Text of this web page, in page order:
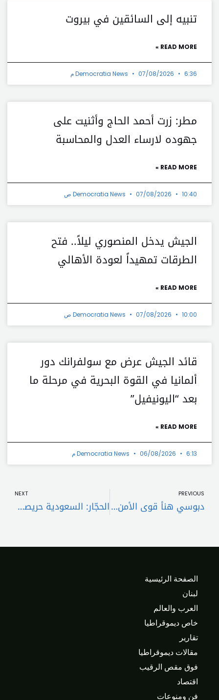
تنبيه إلى السائقين في بيروت
READ MORE »
Democratia News 07/08/2026 6:36 م
مطر: زرت أحمد الحاج وأثنيت على
جهوده لارساء العدل والمحاسبة
READ MORE »
Democratia News 07/08/2026 10:40 ص
الجيش يدخل المنصوري ليلاً.. فتح
الطرقات تمهيداً لعودة الأهالي
READ MORE »
Democratia News 07/08/2026 10:00 ص
قائد الجيش عرض مع سولفرانك دور
ألمانيا في القوة البحرية في مرحلة ما
بعد “اليونيفيل”
READ MORE »
Democratia News 06/08/2026 6:13 م
PREVIOUS
دبوسي هنأ قوى الأمن الداخلي في عيدها: رسالة وطنية نبيلة خدمة للبنان واللبنانيين..
NEXT
الحجّار: السعودية حريصة على استقرار لبنان ومفاوضات واشنطن تهدف إلى وقف شامل لإطلاق النار
الصفحة الرئيسية
لبنان
العرب والعالم
خاص ديموقراطيا
تقارير
مقالات ديموقراطيا
فوق مقص الرقيب
اقتصاد
فن ومنوعات